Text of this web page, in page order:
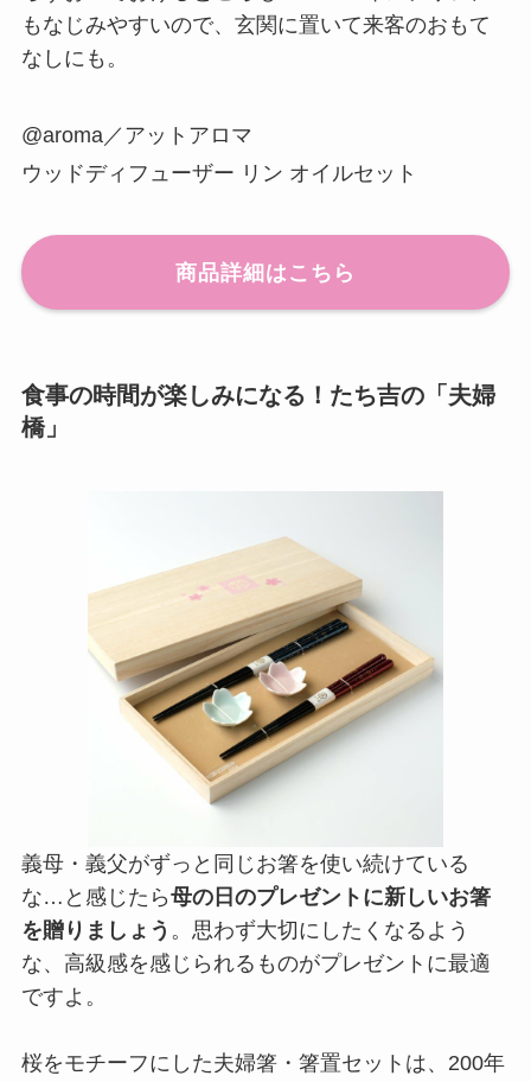
もなじみやすいので、玄関に置いて来客のおもて
なしにも。
@aroma／アットアロマ
ウッドディフューザー リン オイルセット
商品詳細はこちら
食事の時間が楽しみになる！たち吉の「夫婦
橋」
義母・義父がずっと同じお箸を使い続けている
な…と感じたら母の日のプレゼントに新しいお箸
を贈りましょう 。思わず大切にしたくなるよう
な、高級感を感じられるものがプレゼントに最適
ですよ。
桜をモチーフにした夫婦箸・箸置セットは、200年